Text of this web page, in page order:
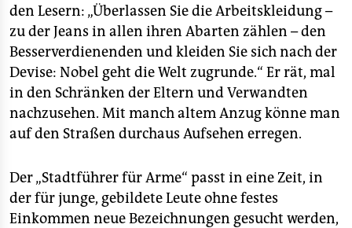
den Lesern: „Überlassen Sie die Arbeitskleidung –
zu der Jeans in allen ihren Abarten zählen – den
Besserverdienenden und kleiden Sie sich nach der
Devise: Nobel geht die Welt zugrunde.“ Er rät, mal
in den Schränken der Eltern und Verwandten
nachzusehen. Mit manch altem Anzug könne man
auf den Straßen durchaus Aufsehen erregen.
Der „Stadtführer für Arme“ passt in eine Zeit, in
der für junge, gebildete Leute ohne festes
Einkommen neue Bezeichnungen gesucht werden,